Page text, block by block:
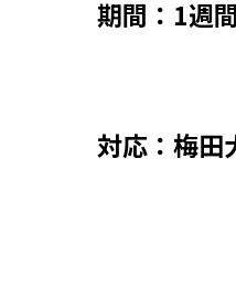
期間：1週
対応：梅田